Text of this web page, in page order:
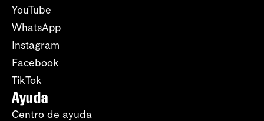
YouTube
WhatsApp
Instagram
Facebook
TikTok
Ayuda
Centro de ayuda